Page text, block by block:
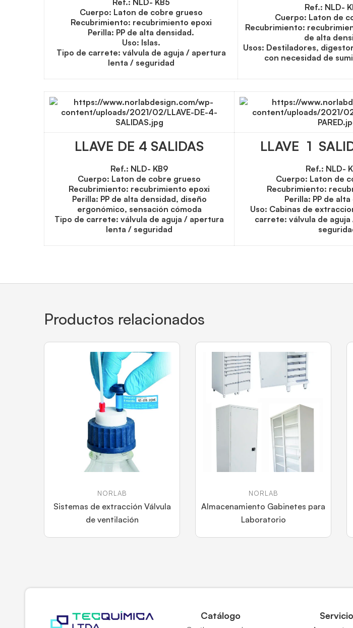
Ref.: NLD- KB5
Cuerpo: Laton de cobre grueso
Recubrimiento: recubrimiento epoxi
Perilla: PP de alta densidad.
Uso: Islas.
Tipo de carrete: válvula de aguja / apertura
lenta / seguridad
Ref.: NLD-
Cuerpo: Laton de
Recubrimiento:
de alta
Usos: Destiladores,
con necesidad de
LLAVE DE 4 SALIDAS
Ref.: NLD- KB9
Cuerpo: Laton de cobre grueso
Recubrimiento: recubrimiento epoxi
Perilla: PP de alta densidad, diseño
ergonómico, sensación cómoda
Tipo de carrete: válvula de aguja / apertura
lenta / seguridad
LLAVE 1
Ref.: NLD-
Cuerpo: Laton de
Recubrimiento:
Perilla: PP de
Uso: Cabinas de
carrete: válvula de
Productos relacionados
NORLAB
Sistemas de extracción Válvula
de ventilación
NORLAB
Almacenamiento Gabinetes para
Laboratorio
Catálogo